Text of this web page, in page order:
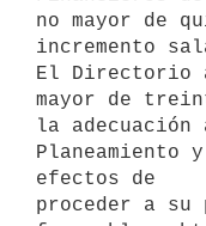
no mayor de
incremento
El Directorio
mayor de
la
Planeamiento
efectos de
proceder a su